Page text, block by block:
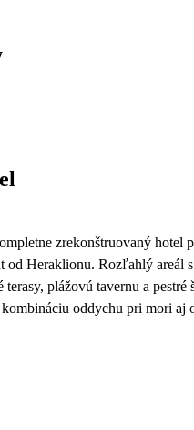
zrekonštruovaný hotel
Heraklionu. Rozľahlý areál
terasy, plážovú tavernu a
oddychu pri mori aj